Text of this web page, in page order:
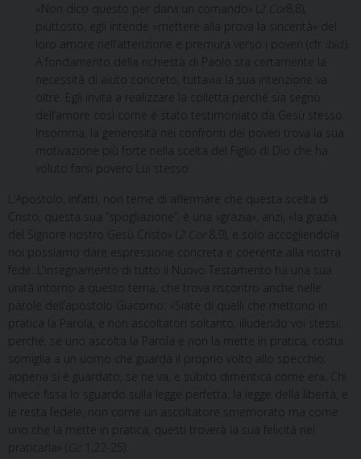
«Non dico questo per darvi un comando» ( 2 Cor
piuttosto, egli intende «mettere alla prova la sincerità» del
loro amore nell’attenzione e premura verso i poveri (cfr
A fondamento della richiesta di Paolo sta certamente la
necessità di aiuto concreto, tuttavia la sua intenzione va
oltre. Egli invita a realizzare la colletta perché sia segno
dell’amore così come è stato testimoniato da Gesù stesso.
Insomma, la generosità nei confronti dei poveri trova la sua
motivazione più forte nella scelta del Figlio di Dio che ha
voluto farsi povero Lui stesso.
L’Apostolo, infatti, non teme di affermare che questa scelta di
Cristo, questa sua “spogliazione”, è una «grazia», anzi, «la grazia
del Signore nostro Gesù Cristo» ( 2 Cor
8,9), e solo accogliendola
noi possiamo dare espressione concreta e coerente alla nostra
fede. L’insegnamento di tutto il Nuovo Testamento ha una sua
unità intorno a questo tema, che trova riscontro anche nelle
parole dell’apostolo Giacomo: «Siate di quelli che mettono in
pratica la Parola, e non ascoltatori soltanto, illudendo voi stessi;
perché, se uno ascolta la Parola e non la mette in pratica, costui
somiglia a un uomo che guarda il proprio volto allo specchio:
appena si è guardato, se ne va, e subito dimentica come era. Chi
invece fissa lo sguardo sulla legge perfetta, la legge della libertà, e
le resta fedele, non come un ascoltatore smemorato ma come
uno che la mette in pratica, questi troverà la sua felicità nel
praticarla» (
Gc
1,22-25).